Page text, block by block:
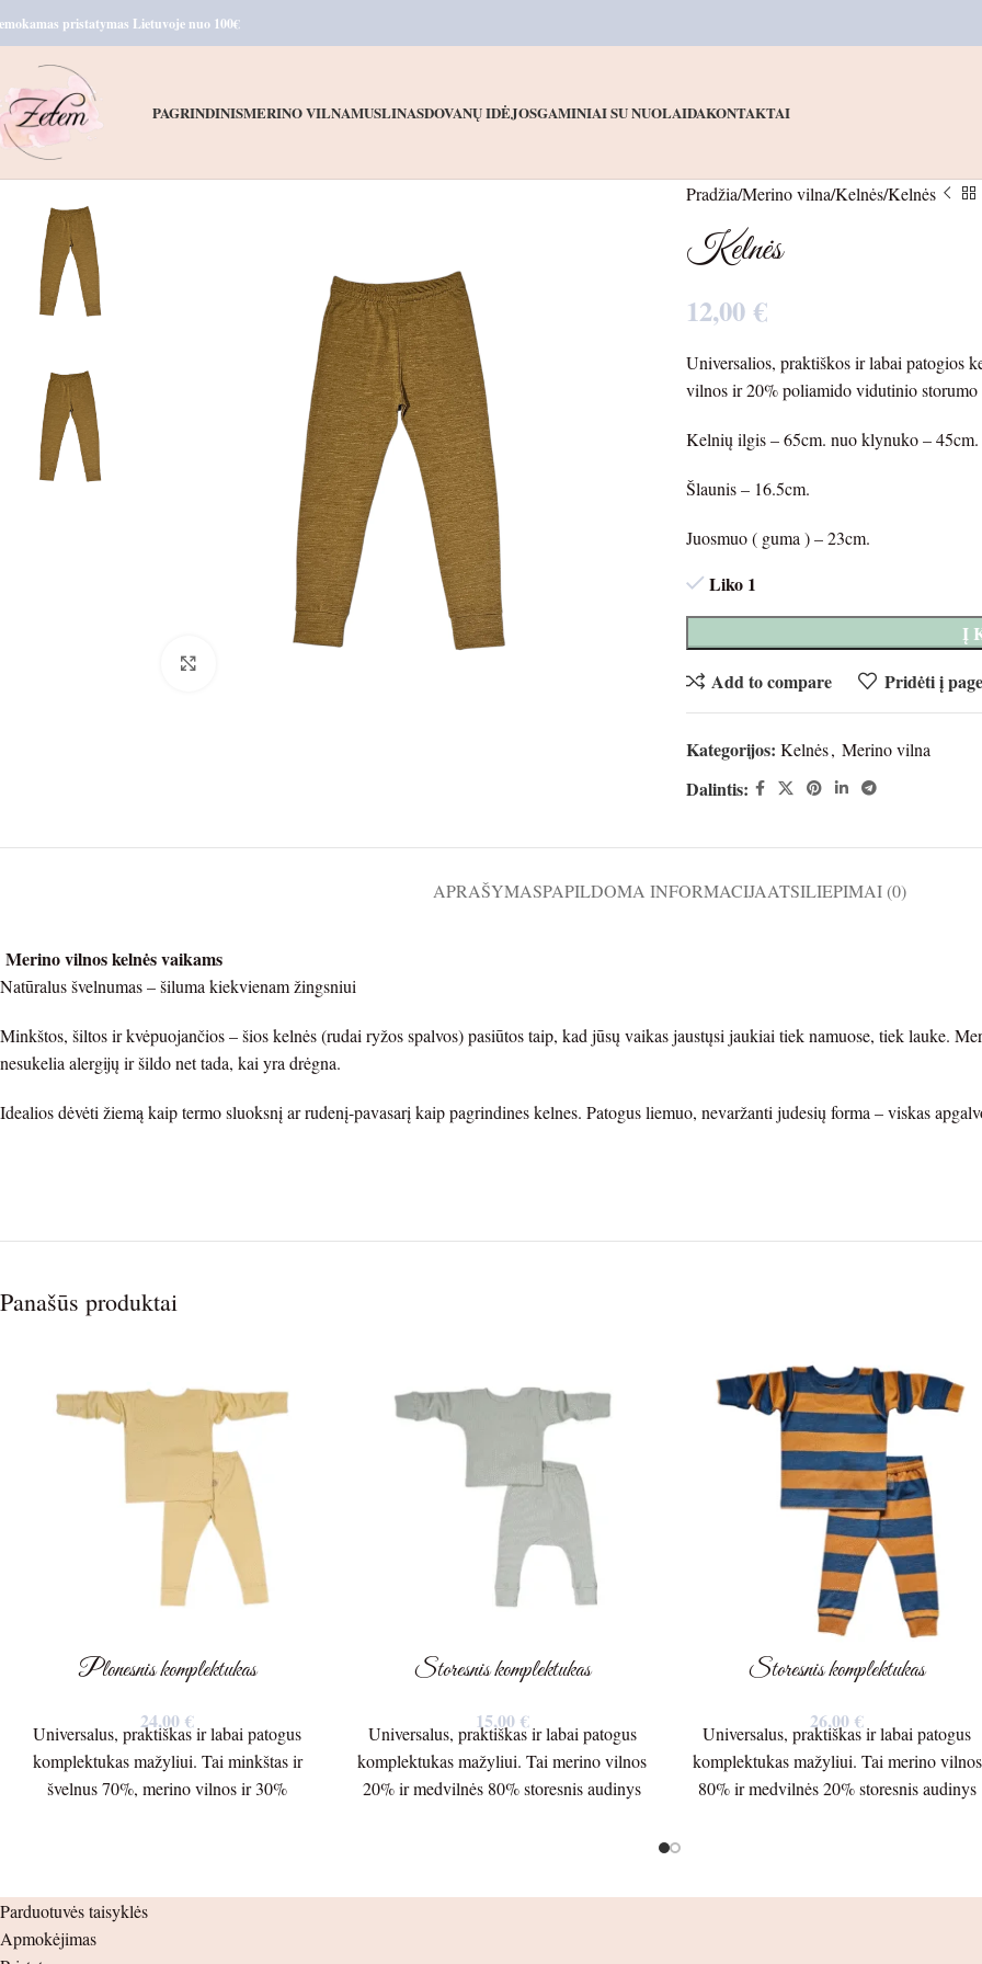
pristatymas Lietuvoje nuo 100€
PAGRINDINISMERINO VILNAMUSLINASDOVANŲ IDĖJOSGAMINIAI SU NUOLAIDAKONTAKTAI
Pradžia Merino vilna KelnėsKelnės
Kelnės
12,00€
Universalios, praktiškos ir labai patogios
vilnos ir 20% poliamido vidutinio storumo
Kelnių ilgis – 65cm. nuo klynuko – 45cm.
Šlaunis – 16.5cm.
Juosmuo ( guma ) – 23cm.
Liko 1
Į
Add to compare
Pridėti į
Kategorijos: Kelnės, Merino vilna
Dalintis:
APRAŠYMASPAPILDOMA INFORMACIJAATSILIEPIMAI (0)
Merino vilnos kelnės vaikams
Natūralus švelnumas – šiluma kiekvienam žingsniui
Minkštos, šiltos ir kvėpuojančios – šios kelnės (rudai ryžos spalvos) pasiūtos taip, kad jūsų vaikas jaustųsi jaukiai tiek namuose, tiek lauke.
nesukelia alergijų ir šildo net tada, kai yra drėgna.
Idealios dėvėti žiemą kaip termo sluoksnį ar rudenį-pavasarį kaip pagrindines kelnes. Patogus liemuo, nevaržanti judesių forma – viskas
Panašūs produktai
Plonesnis komplektukas
24,00€
Universalus, praktiškas ir labai patogus
komplektukas mažyliui. Tai minkštas ir
švelnus 70%, merino vilnos ir 30%
nuo peties siūlės – 34cm. nuo pažastėlės –
29cm. Kelnių ilgis – 51cm. nuo klynuko
– 33cm. Šlaunis – 16cm. Juosmuo ( guma
Storesnis komplektukas
15,00 €
Universalus, praktiškas ir labai patogus
komplektukas mažyliui. Tai merino vilnos
20% ir medvilnės 80% storesnis audinys
nuo pažastėlės – 21cm. Kelnių ilgis –
Storesnis komplektukas
26,00€
Universalus, praktiškas ir labai patogus
komplektukas mažyliui. Tai merino vilnos
80% ir medvilnės 20% storesnis audinys
nuo pažastėlės – 26cm. Kelnių ilgis –
Parduotuvės taisyklės
Apmokėjimas